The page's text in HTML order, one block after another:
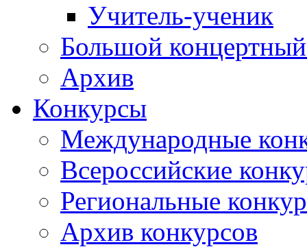
Учитель-ученик
Большой концертный
Архив
Конкурсы
Международные
Всероссийские
Региональные
Архив конкурсов